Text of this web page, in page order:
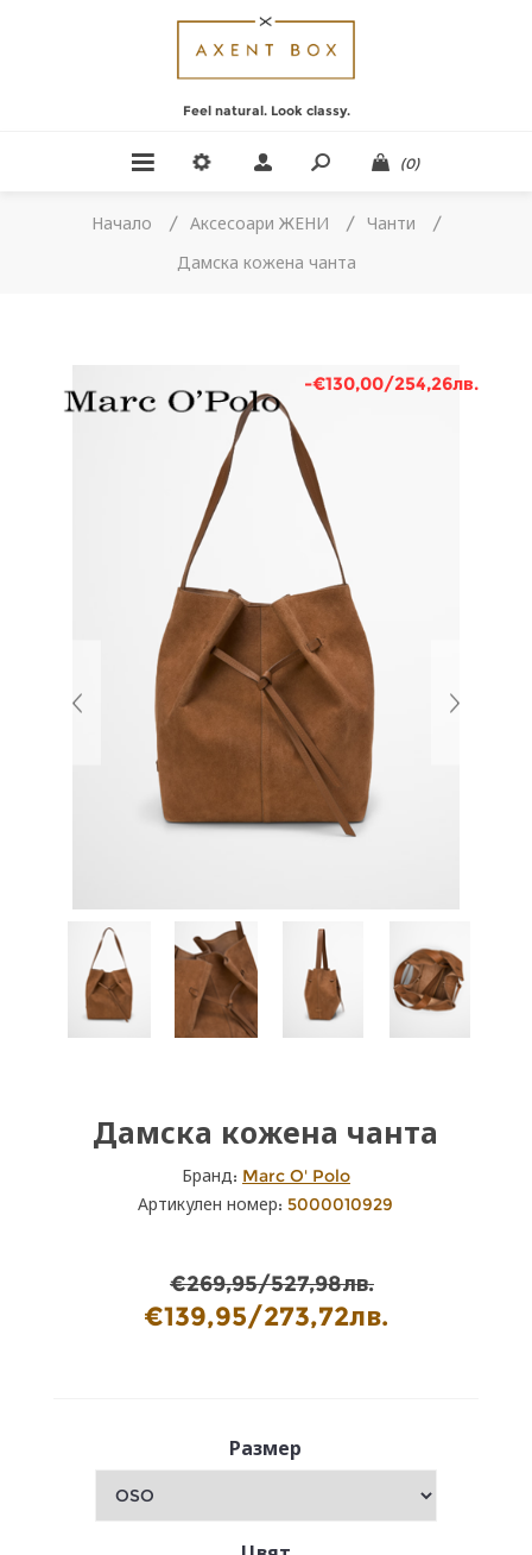
Feel natural. Look classy.
(0)
Начало / Аксесоари ЖЕНИ / Чанти
/
Дамска кожена чанта
-€130,00/254,26лв.
Дамска кожена чанта
Бранд: Marc O' Polo
Артикулен номер: 5000010929
€269,95/527,98лв.
€139,95/273,72лв.
Размер